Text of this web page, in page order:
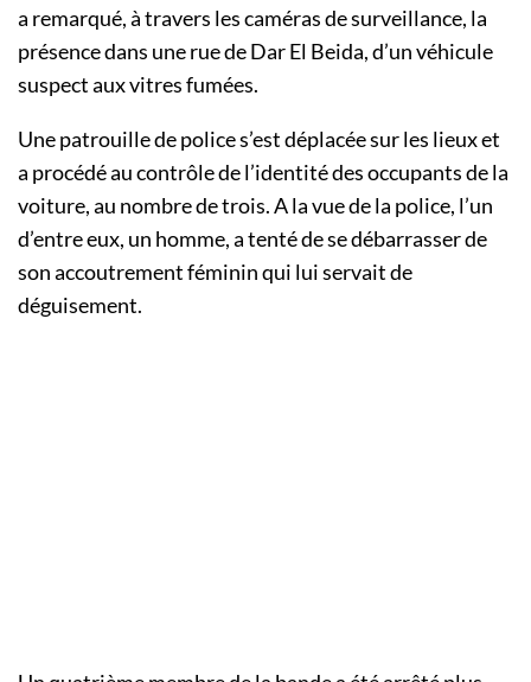
a remarqué, à travers les caméras de surveillance, la
présence dans une rue de Dar El Beida, d’un véhicule
suspect aux vitres fumées.
Une patrouille de police s’est déplacée sur les lieux et
a procédé au contrôle de l’identité des occupants de la
voiture, au nombre de trois. A la vue de la police, l’un
d’entre eux, un homme, a tenté de se débarrasser de
son accoutrement féminin qui lui servait de
déguisement.